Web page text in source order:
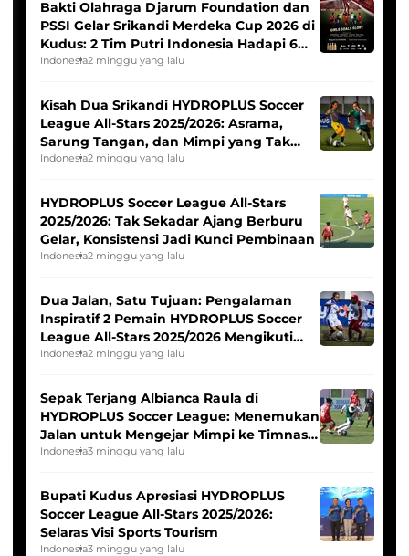
Bakti Olahraga Djarum Foundation dan
PSSI Gelar Srikandi Merdeka Cup 2026 di
Kudus: 2 Tim Putri Indonesia Hadapi 6
Tim Asia
Indonesia2 minggu yang lalu
Kisah Dua Srikandi HYDROPLUS Soccer
League All-Stars 2025/2026: Asrama,
Sarung Tangan, dan Mimpi yang Tak
Pernah Padam
Indonesia2 minggu yang lalu
HYDROPLUS Soccer League All-Stars
2025/2026: Tak Sekadar Ajang Berburu
Gelar, Konsistensi Jadi Kunci Pembinaan
Indonesia2 minggu yang lalu
Dua Jalan, Satu Tujuan: Pengalaman
Inspiratif 2 Pemain HYDROPLUS Soccer
League All-Stars 2025/2026 Mengikuti
Seleksi Timnas Indonesia Putri
Indonesia2 minggu yang lalu
Sepak Terjang Albianca Raula di
HYDROPLUS Soccer League: Menemukan
Jalan untuk Mengejar Mimpi ke Timnas
Indonesia Putri
Indonesia3 minggu yang lalu
Bupati Kudus Apresiasi HYDROPLUS
Soccer League All-Stars 2025/2026:
Selaras Visi Sports Tourism
Indonesia3 minggu yang lalu